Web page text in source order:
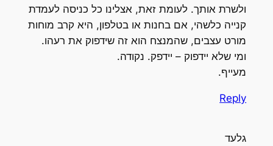
ולשרת אותך. לעומת זאת, אצלינו כל כניסה לעמדת
קנייה כלשהי, אם בחנות או בטלפון, היא קרב מוחות
מורט עצבים, שהמנצח הוא זה שידפוק את רעהו.
ומי שלא יידפוק – יידפק. נקודה.
מעייף.
Reply
גלעד